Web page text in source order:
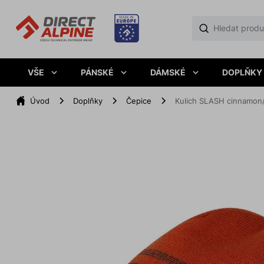
VŠE PÁNSKÉ DÁMSKÉ DOPLŇKY
Úvod Doplňky Čepice Kulich SLASH